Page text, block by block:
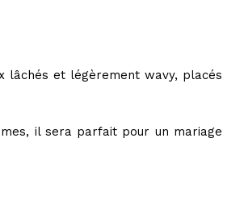
lâchés et légèrement wavy, placés
il sera parfait pour un mariage